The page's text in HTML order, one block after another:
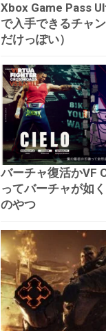
Xbox Game Pass
で入手できるチャ
だけっぽい）
バーチャ復活かVF
ってバーチャが如
のやつ